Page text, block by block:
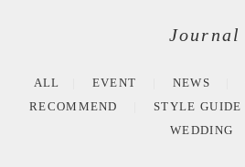
Journal
ALL EVENT NEWS
RECOMMEND
STYLE GUIDE
WEDDING